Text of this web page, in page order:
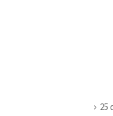
25